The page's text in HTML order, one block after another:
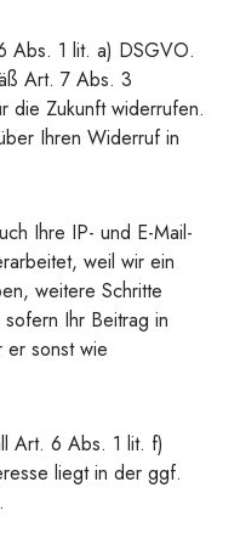
Abs. 1 lit. a) DSGVO.
Art. 7 Abs. 3
die Zukunft widerrufen.
Ihren Widerruf in
Ihre IP- und E-Mail-
weil wir ein
weitere Schritte
Ihr Beitrag in
sonst wie
Art. 6 Abs. 1 lit. f)
liegt in der ggf.